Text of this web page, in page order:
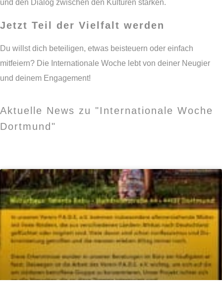
und den Dialog zwischen den Kulturen stärken.
Jetzt Teil der Vielfalt werden
Du willst dich beteiligen, etwas beisteuern oder einfach
mitfeiern? Die Internationale Woche lebt von deiner Neugier
und deinem Engagement!
Aktuelle News zu "Internationale Woche
Dortmund"